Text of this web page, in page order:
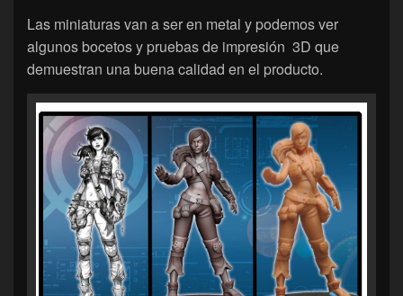
Las miniaturas van a ser en metal y podemos ver
algunos bocetos y pruebas de impresión 3D que
demuestran una buena calidad en el producto.